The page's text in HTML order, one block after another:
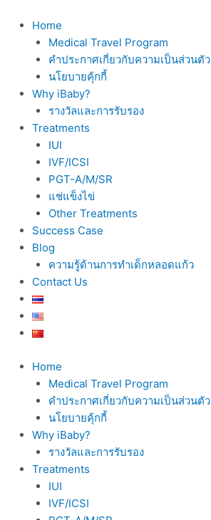
content
Home
Medical Travel Program
คำประกาศเกี่ยวกับความเป็นส่วนตัว
นโยบายคุ้กกี้
Why iBaby?
รางวัลและการรับรอง
Treatments
IUI
IVF/ICSI
PGT-A/M/SR
แช่แข็งไข่
Other Treatments
Success Case
Blog
ความรู้ด้านการทำเด็กหลอดแก้ว
Contact Us
Home
Medical Travel Program
คำประกาศเกี่ยวกับความเป็นส่วนตัว
นโยบายคุ้กกี้
Why iBaby?
รางวัลและการรับรอง
Treatments
IUI
IVF/ICSI